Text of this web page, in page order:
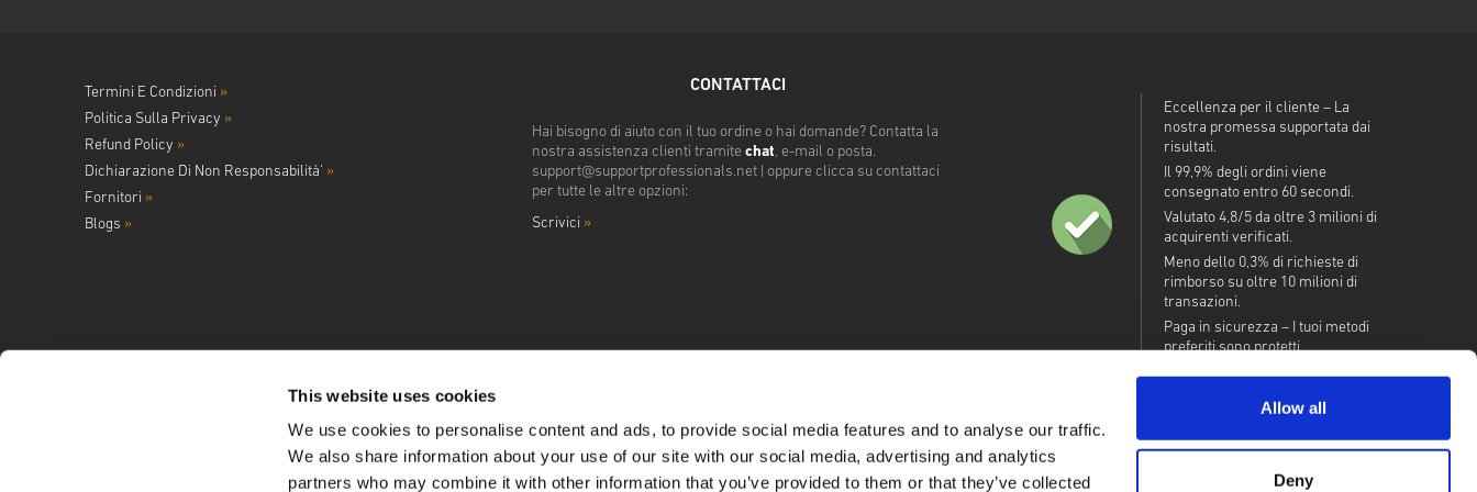
This website uses cookies
We use cookies to personalise content and ads, to provide social media features and to analyse our traffic.
We also share information about your use of our site with our social media, advertising and analytics
partners who may combine it with other information that you’ve provided to them or that they’ve collected
Allow all
Deny
Termini E Condizioni »
Politica Sulla Privacy »
Refund Policy »
Dichiarazione Di Non Responsabilità' »
Fornitori »
Blogs »
CONTATTACI
Hai bisogno di aiuto con il tuo ordine o hai domande? Contatta la
nostra assistenza clienti tramite chat, e-mail o posta.
support@supportprofessionals.net| oppure clicca su contattaci
per tutte le altre opzioni:
Scrivici »
Eccellenza per il cliente – La
nostra promessa supportata dai
risultati.
Il 99,9% degli ordini viene
consegnato entro 60 secondi.
Valutato 4,8/5 da oltre 3 milioni di
acquirenti verificati.
Meno dello 0,3% di richieste di
rimborso su oltre 10 milioni di
transazioni.
Paga in sicurezza – I tuoi metodi
preferiti sono protetti.